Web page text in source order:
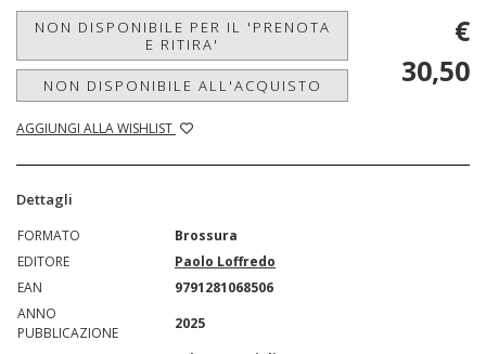
NON DISPONIBILE PER IL 'PRENOTA
E RITIRA'
NON DISPONIBILE ALL'ACQUISTO
AGGIUNGI ALLA WISHLIST
€
30,50
Dettagli
FORMATO
Brossura
EDITORE
Paolo Loffredo
EAN
9791281068506
ANNO
PUBBLICAZIONE
2025